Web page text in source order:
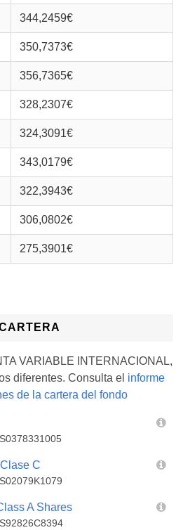
344,2459€
350,7373€
356,7365€
328,2307€
324,3091€
343,0179€
322,3943€
306,0802€
275,3901€
VARIABLE INTERNACIONAL,
diferentes. Consulta el informe
de la cartera del fondo
C
A Shares